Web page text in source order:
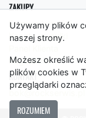
Używamy plików
naszej strony.
Możesz określić
plików cookies w
przeglądarki
ROZUMIEM
ZAKUPY
Formy płatności
Koszty wysyłki
Regulamin
KONTAKT
bok@rockserwis.pl